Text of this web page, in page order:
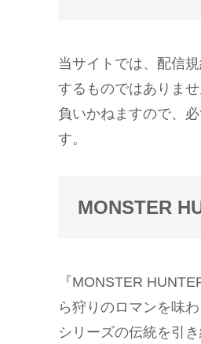
当サイトでは、配信
するものではありま
負いかねますので、
す。
MONSTER
『MONSTER
ら狩りのロマンを味
シリーズの伝統を引